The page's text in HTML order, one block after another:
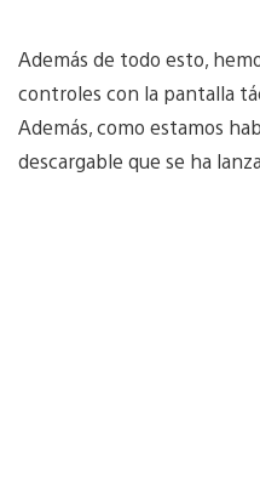
Además de todo esto,
controles con la pantalla
Además, como estamos
descargable que se ha